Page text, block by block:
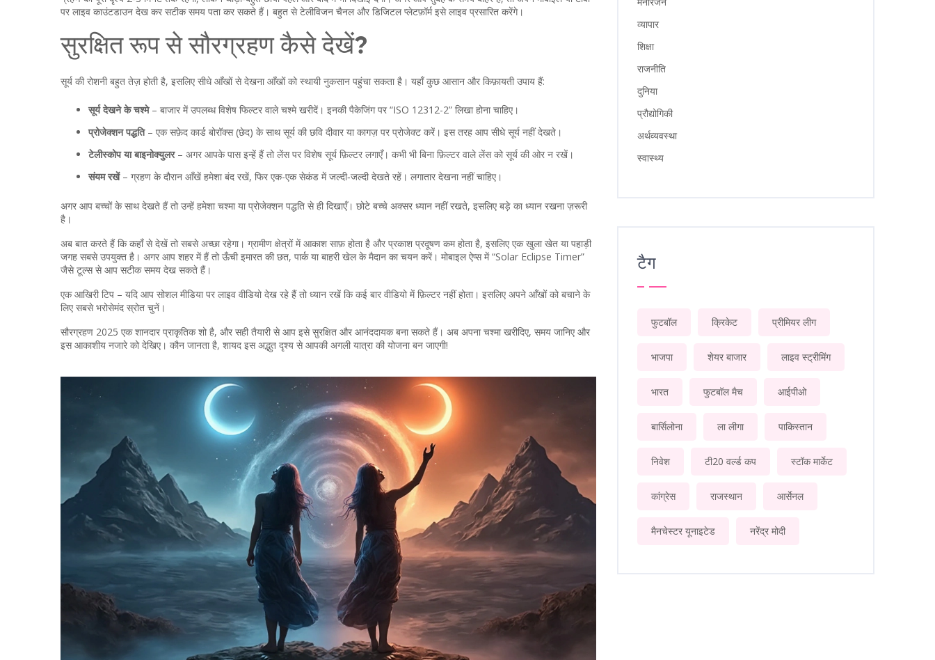
पर लाइव काउंटडाउन देख कर सटीक समय पता कर सकते हैं। बहुत से टेलीविजन चैनल और डिजिटल प्लेटफ़ॉर्म इसे लाइव प्रसारित करेंगे।
सुरक्षित रूप से सौरग्रहण कैसे देखें?
सूर्य की रोशनी बहुत तेज़ होती है, इसलिए सीधे आँखों से देखना आँखों को स्थायी नुकसान पहुंचा सकता है। यहाँ कुछ आसान और किफ़ायती उपाय हैं:
सूर्य देखने के चश्मे– बाजार में उपलब्ध विशेष फिल्टर वाले चश्मे खरीदें। इनकी पैकेजिंग पर “ISO 12312-2” लिखा होना चाहिए।
प्रोजेक्शन पद्धति– एक सफ़ेद कार्ड बोरॉक्स (छेद) के साथ सूर्य की छवि दीवार या कागज़ पर प्रोजेक्ट करें। इस तरह आप सीधे सूर्य नहीं देखते।
टेलीस्कोप या बाइनोक्युलर– अगर आपके पास इन्हें हैं तो लेंस पर विशेष सूर्य फ़िल्टर लगाएँ। कभी भी बिना फ़िल्टर वाले लेंस को सूर्य की ओर न रखें।
संयम रखें– ग्रहण के दौरान आँखें हमेशा बंद रखें, फिर एक-एक सेकंड में जल्दी‑जल्दी देखते रहें। लगातार देखना नहीं चाहिए।
अगर आप बच्चों के साथ देखते हैं तो उन्हें हमेशा चश्मा या प्रोजेक्शन पद्धति से ही दिखाएँ। छोटे बच्चे अक्सर ध्यान नहीं रखते, इसलिए बड़े का ध्यान रखना ज़रूरी
है।
अब बात करते हैं कि कहाँ से देखें तो सबसे अच्छा रहेगा। ग्रामीण क्षेत्रों में आकाश साफ़ होता है और प्रकाश प्रदूषण कम होता है, इसलिए एक खुला खेत या पहाड़ी
जगह सबसे उपयुक्त है। अगर आप शहर में हैं तो ऊँची इमारत की छत, पार्क या बाहरी खेल के मैदान का चयन करें। मोबाइल ऐप्स में “Solar Eclipse Timer”
जैसे टूल्स से आप सटीक समय देख सकते हैं।
एक आखिरी टिप – यदि आप सोशल मीडिया पर लाइव वीडियो देख रहे हैं तो ध्यान रखें कि कई बार वीडियो में फ़िल्टर नहीं होता। इसलिए अपने आँखों को बचाने के
लिए सबसे भरोसेमंद स्रोत चुनें।
सौरग्रहण 2025 एक शानदार प्राकृतिक शो है, और सही तैयारी से आप इसे सुरक्षित और आनंददायक बना सकते हैं। अब अपना चश्मा खरीदिए, समय जानिए और
इस आकाशीय नजारे को देखिए। कौन जानता है, शायद इस अद्भुत दृश्य से आपकी अगली यात्रा की योजना बन जाएगी!
व्यापार
शिक्षा
राजनीति
दुनिया
प्रौद्योगिकी
अर्थव्यवस्था
स्वास्थ्य
टैग
फुटबॉल क्रिकेट प्रीमियर लीग
भाजपा शेयर बाजार लाइव स्ट्रीमिंग
भारत फुटबॉल मैच आईपीओ
बार्सिलोना ला लीगा पाकिस्तान
निवेश टी20 वर्ल्ड कप स्टॉक मार्केट
कांग्रेस राजस्थान आर्सेनल
मैनचेस्टर यूनाइटेड नरेंद्र मोदी